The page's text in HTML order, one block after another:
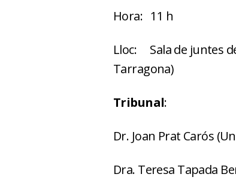
Hora: 11 h
Lloc: Sala de juntes
Tarragona)
Tribunal:
Dr. Joan Prat Carós
Dra. Teresa Tapada